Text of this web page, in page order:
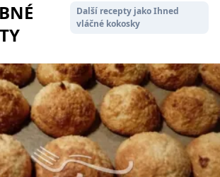
Další recepty jako Ihned
vláčné kokosky